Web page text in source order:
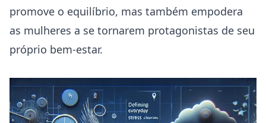
promove o equilíbrio, mas também empodera
as mulheres a se tornarem protagonistas de seu
próprio bem-estar.